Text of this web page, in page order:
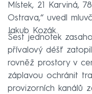
Místek, 21 Karviná,
Ostrava,“ uvedl
Jakub Kozák.
Šest jednotek
přívalový déšť
rovněž prostory v
záplavou ochránit
provizorních kanálů